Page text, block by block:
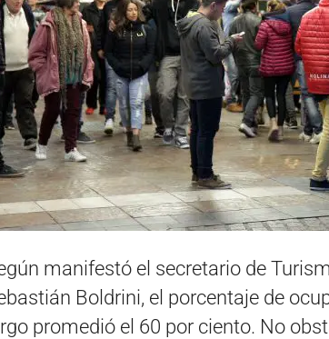
manifestó el secretario de
Boldrini, el porcentaje de
promedió el 60 por ciento. No